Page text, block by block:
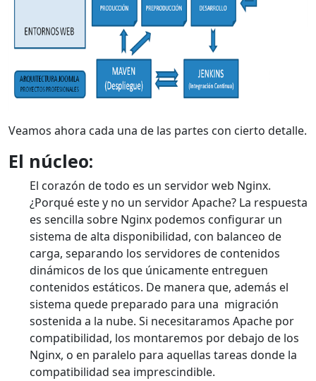
Veamos ahora cada una de las partes con cierto detalle.
El núcleo:
El corazón de todo es un servidor web Nginx.
¿Porqué este y no un servidor Apache? La respuesta
es sencilla sobre Nginx podemos configurar un
sistema de alta disponibilidad, con balanceo de
carga, separando los servidores de contenidos
dinámicos de los que únicamente entreguen
contenidos estáticos. De manera que, además el
sistema quede preparado para una migración
sostenida a la nube. Si necesitaramos Apache por
compatibilidad, los montaremos por debajo de los
Nginx, o en paralelo para aquellas tareas donde la
compatibilidad sea imprescindible.